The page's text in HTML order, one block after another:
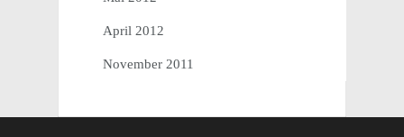
April 2012
November 2011